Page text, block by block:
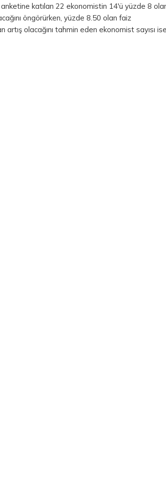
anketine katılan 22 ekonomistin 14'ü yüzde 8
öngörürken, yüzde 8.50 olan faiz
olacağını tahmin eden ekonomist sayısı ise